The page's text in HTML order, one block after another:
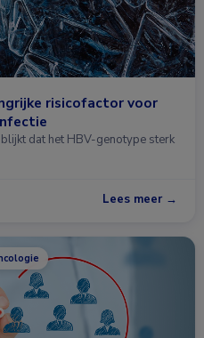
risicofactor voor
dat het HBV-genotype sterk
Lees meer →